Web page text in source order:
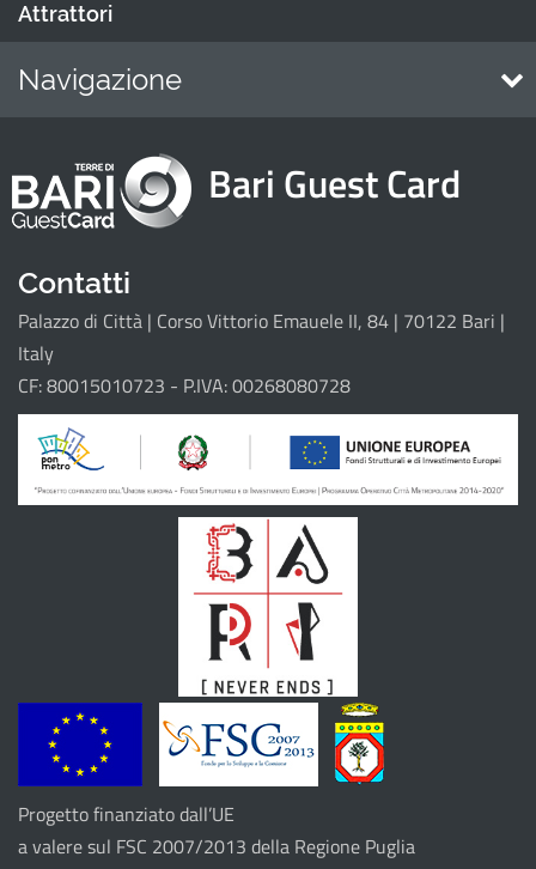
Attrattori
Navigazione
Attrattori
Eventi
Itinerari
Il progetto
Bari Guest Card
Contatti
Palazzo di Città | Corso Vittorio Emauele II, 84 | 70122 Bari |
Italy
CF: 80015010723 - P.IVA: 00268080728
Progetto finanziato dall’UE
a valere sul FSC 2007/2013 della Regione Puglia